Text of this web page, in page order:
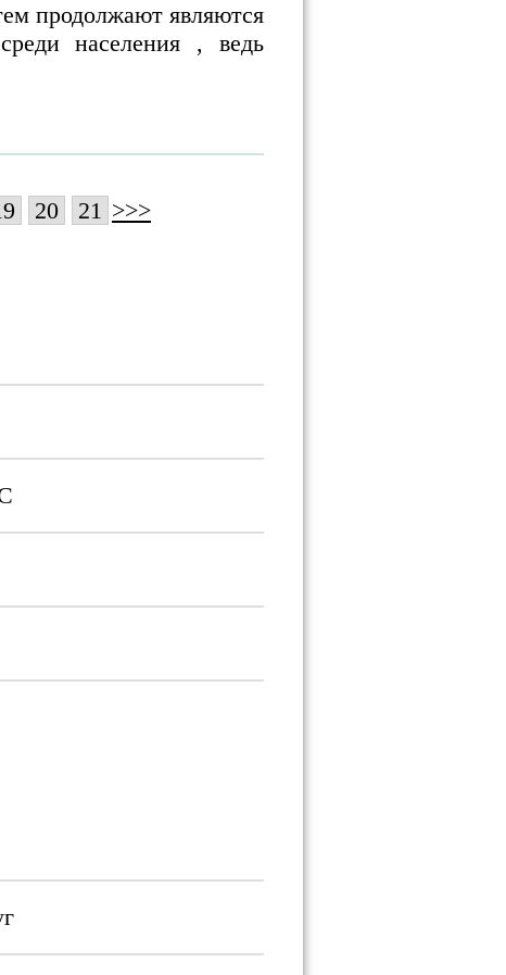
продолжают являются
населения , ведь
20 21 >>>